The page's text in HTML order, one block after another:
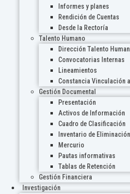
Informes y planes
Rendición de Cuentas
Desde la Rectoría
Talento Humano
Dirección Talento
Convocatorias Internas
Lineamientos
Constancia Vinculación
Gestión Documental
Presentación
Activos de Información
Cuadro de Clasificación
Inventario de Eliminación
Mercurio
Pautas informativas
Tablas de Retención
Gestión Financiera
Investigación